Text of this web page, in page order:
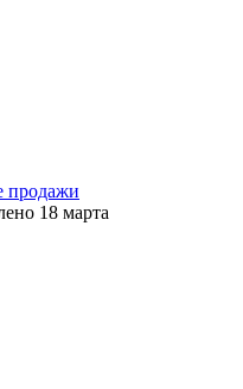
продажи
18 марта